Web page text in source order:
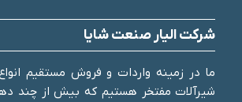
شرکت الیار صنعت شایا
ما در زمینه واردات و فروش مستقیم
شیرآلات مفتخر هستیم که بیش از چند